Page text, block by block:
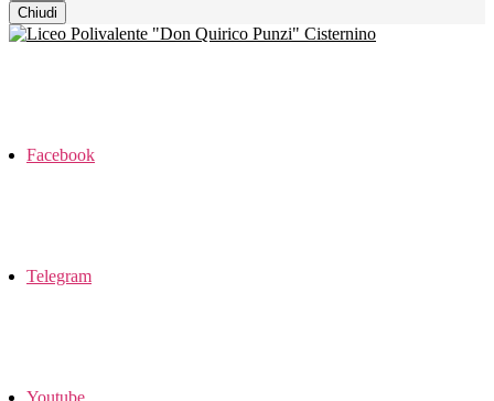
Chiudi
Facebook
Telegram